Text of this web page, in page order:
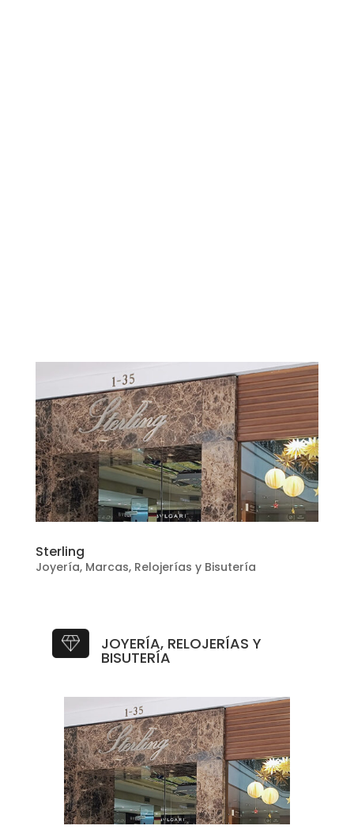
Sterling
Joyería, Marcas, Relojerías y Bisutería
JOYERÍA, RELOJERÍAS Y
BISUTERÍA